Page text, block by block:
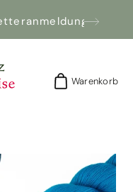
Warenkorb
Warenkorb